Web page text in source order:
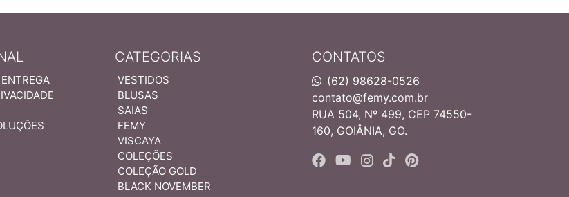
CONTATOS
(62) 98628-0526
contato@femy.com.br
RUA 504, Nº 499, CEP 74550-
160, GOIÂNIA, GO.
CATEGORIAS
VESTIDOS
BLUSAS
SAIAS
FEMY
VISCAYA
COLEÇÕES
COLEÇÃO GOLD
BLACK NOVEMBER